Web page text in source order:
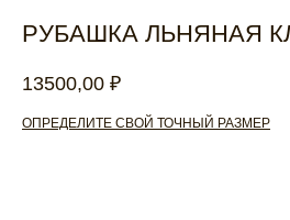
РУБАШКА ЛЬНЯНАЯ
13500,00 ₽
ОПРЕДЕЛИТЕ СВОЙ ТОЧНЫЙ РАЗМЕР